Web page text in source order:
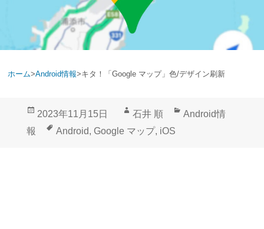
ホーム>Android情報>キタ！「Google マップ」色/デザイン刷新
投
2023年11月15日
作
成
石井 順
カ
Android情
報
タ
Android, Google マップ, iOS